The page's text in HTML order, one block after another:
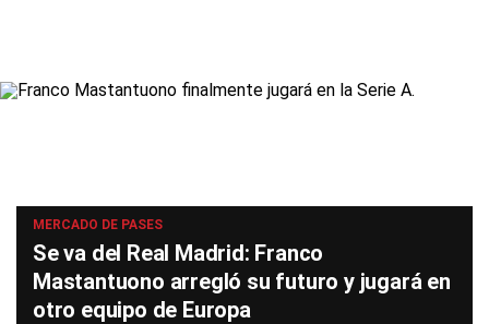
MERCADO DE PASES
Se va del Real Madrid: Franco
Mastantuono arregló su futuro y jugará en
otro equipo de Europa